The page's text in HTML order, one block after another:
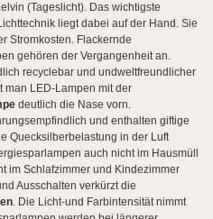
(Tageslicht). Das wichtigste
liegt dabei auf der Hand. Sie
Stromkosten. Flackernde
gehören der Vergangenheit an.
recyclebar und undweltfreundlicher
man LED-Lampen mit der
deutlich die Nase vorn.
und enthalten giftige
Quecksilberbelastung in der Luft
auch nicht im Hausmüll
im Schlafzimmer und Kindezimmer
Ausschalten verkürzt die
. Die Licht-und Farbintensität nimmt